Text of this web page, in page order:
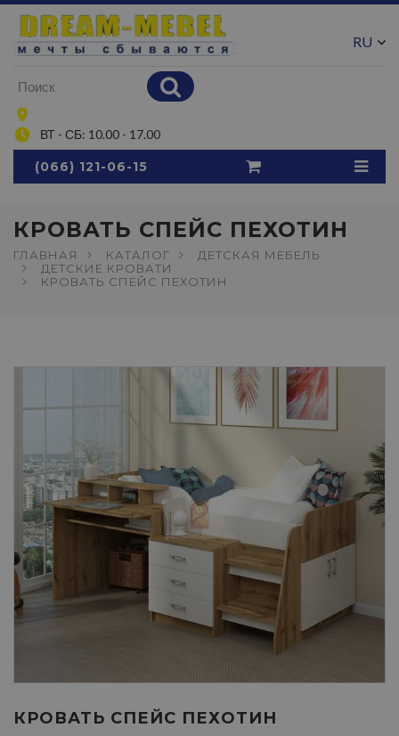
ВТ - СБ: 10.00 - 17.00
RU
(066) 121-06-15
КРОВАТЬ СПЕЙС ПЕХОТИН
ГЛАВНАЯ КАТАЛОГ
ДЕТСКАЯ МЕБЕЛЬ
ДЕТСКИЕ КРОВАТИ
КРОВАТЬ СПЕЙС ПЕХОТИН
КРОВАТЬ СПЕЙС ПЕХОТИН